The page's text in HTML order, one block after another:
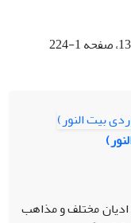
ادیان مختلف و مذاهب